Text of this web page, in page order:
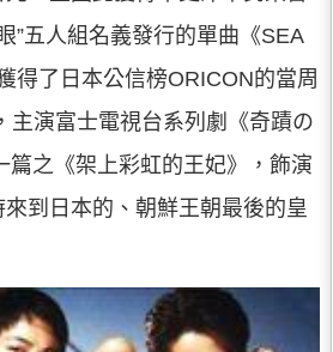
”五人組名義發行的單曲《SEA
得了日本公信榜ORICON的當周
主演富士電視台系列劇《奇蹟の
篇之《架上彩虹的王妃》，飾演
到日本的、朝鮮王朝最後的皇